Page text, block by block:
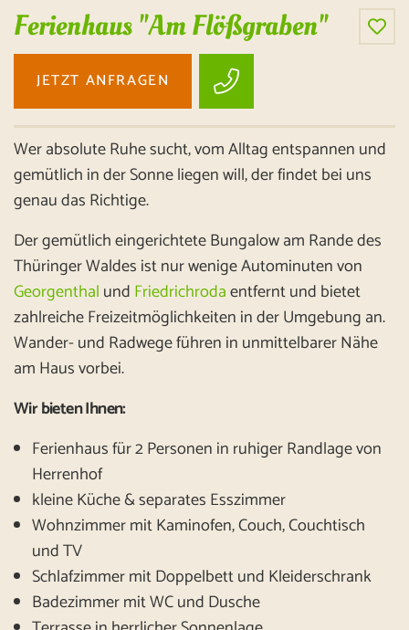
Ferienhaus "Am Flößgraben"
JETZT ANFRAGEN
Wer absolute Ruhe sucht, vom Alltag entspannen und
gemütlich in der Sonne liegen will, der findet bei uns
genau das Richtige.
Der gemütlich eingerichtete Bungalow am Rande des
Thüringer Waldes ist nur wenige Autominuten von
Georgenthal und Friedrichrodaentfernt und bietet
zahlreiche Freizeitmöglichkeiten in der Umgebung an.
Wander- und Radwege führen in unmittelbarer Nähe
am Haus vorbei.
Wir bieten Ihnen:
Ferienhaus für 2 Personen in ruhiger Randlage von
Herrenhof
kleine Küche & separates Esszimmer
Wohnzimmer mit Kaminofen, Couch, Couchtisch
und TV
Schlafzimmer mit Doppelbett und Kleiderschrank
Badezimmer mit WC und Dusche